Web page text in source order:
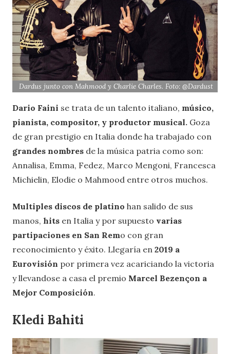
Dardus junto con Mahmood y Charlie Charles. Foto: @Dardust
Dario Faini se trata de un talento italiano, músico,
pianista, compositor, y productor musical. Goza
de gran prestigio en Italia donde ha trabajado con
grandes nombres de la música patria como son:
Annalisa, Emma, Fedez, Marco Mengoni, Francesca
Michielin, Elodie o Mahmood entre otros muchos.
Multiples discos de platino han salido de sus
manos, hits en Italia y por supuesto varias
partipaciones en San Remo con gran
reconocimiento y éxito. Llegaría en 2019 a
Eurovisión por primera vez acariciando la victoria
y llevandose a casa el premio Marcel Bezençon a
Mejor Composición.
Kledi Bahiti